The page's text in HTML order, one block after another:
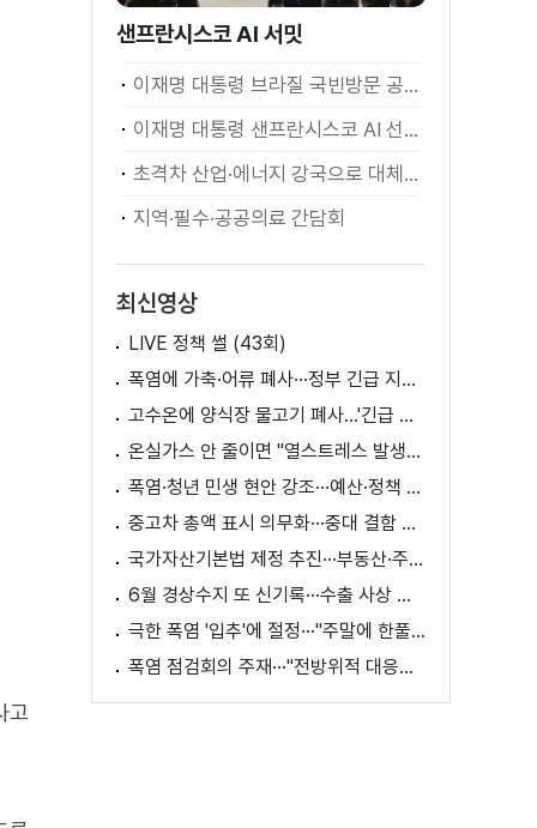
고
샌프란시스코 AI 서밋
이재명 대통령 브라질 국빈방문 공식환영식
이재명 대통령 샌프란시스코 AI 선언
초격차 산업·에너지 강국으로 대체불가 대한민국 이재명 대통령 모두말씀
지역·필수·공공의료 간담회
최신영상
LIVE 정책 썰 (43회)
폭염에 가축·어류 폐사···정부 긴급 지원책 마련
고수온에 양식장 물고기 폐사...'긴급 방류' 지원
온실가스 안 줄이면 "열스트레스 발생일 29배 증가"
폭염·청년 민생 현안 강조···예산·정책 방향 제시
중고차 총액 표시 의무화···중대 결함 시 '계약 해제'
국가자산기본법 제정 추진···부동산·주식 등 통합 관리
6월 경상수지 또 신기록···수출 사상 첫 1천억 달러
극한 폭염 '입추'에 절정···"주말에 한풀 꺾인다"
폭염 점검회의 주재···"전방위적 대응체계 가동"